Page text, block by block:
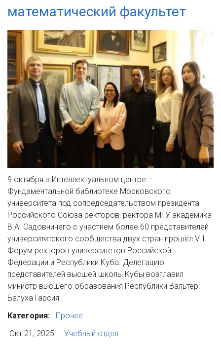
математический факультет
9 октября в Интеллектуальном центре –
Фундаментальной библиотеке Московского
университета под сопредседательством президента
Российского Союза ректоров, ректора МГУ академика
В.А. Садовничего с участием более 60 представителей
университетского сообщества двух стран прошёл VII
Форум ректоров университетов Российской
Федерации и Республики Куба. Делегацию
представителей высшей школы Кубы возглавил
министр высшего образования Республики Вальтер
Балуха Гарсия.
Категория:
Прочее
Окт 21, 2025
Учебный отдел